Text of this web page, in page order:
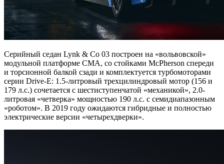
Серийный седан Lynk & Co 03 построен на «вольвовской»
модульной платформе CMA, со стойками McPherson спереди
и торсионной балкой сзади и комплектуется турбомоторами
серии Drive-E: 1.5-литровый трехцилиндровый мотор (156 и
179 л.с.) сочетается с шестиступенчатой «механикой», 2.0-
литровая «четверка» мощностью 190 л.с. с семидиапазонным
«роботом». В 2019 году ожидаются гибридные и полностью
электрические версии «четырехдверки».